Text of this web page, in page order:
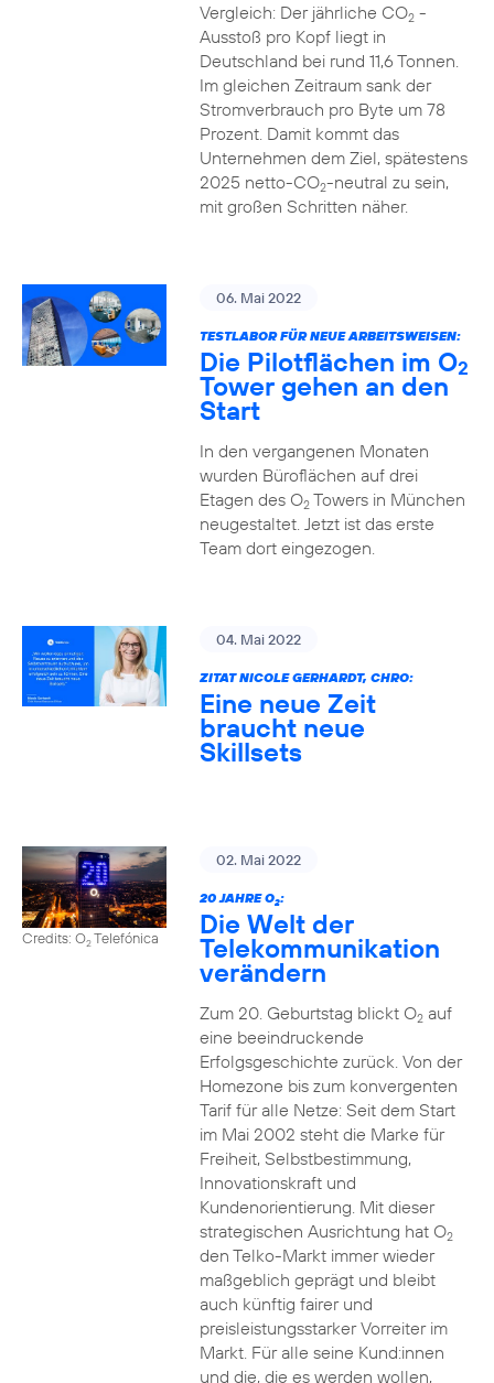
Vergleich: Der jährliche CO2-
Ausstoß pro Kopf liegt in
Deutschland bei rund 11,6 Tonnen.
Im gleichen Zeitraum sank der
Stromverbrauch pro Byte um 78
Prozent. Damit kommt das
Unternehmen dem Ziel, spätestens
2025 netto-CO2-neutral zu sein,
mit großen Schritten näher.
06. Mai 2022
TESTLABOR FÜR NEUE ARBEITSWEISEN:
Die Pilotflächen im O2
Tower gehen an den
Start
In den vergangenen Monaten
wurden Büroflächen auf drei
Etagen des O2Towers in München
neugestaltet. Jetzt ist das erste
Team dort eingezogen.
04. Mai 2022
ZITAT NICOLE GERHARDT, CHRO:
Eine neue Zeit
braucht neue
Skillsets
Credits: O2Telefónica
02. Mai 2022
20 JAHRE O2:
Die Welt der
Telekommunikation
verändern
Zum 20. Geburtstag blickt O2auf
eine beeindruckende
Erfolgsgeschichte zurück. Von der
Homezone bis zum konvergenten
Tarif für alle Netze: Seit dem Start
im Mai 2002 steht die Marke für
Freiheit, Selbstbestimmung,
Innovationskraft und
Kundenorientierung. Mit dieser
strategischen Ausrichtung hat O2
den Telko-Markt immer wieder
maßgeblich geprägt und bleibt
auch künftig fairer und
preisleistungsstarker Vorreiter im
Markt. Für alle seine Kund:innen
und die, die es werden wollen,